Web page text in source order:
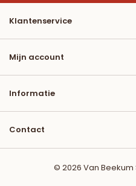
Klantenservice
Mijn account
Informatie
Contact
© 2026 Van